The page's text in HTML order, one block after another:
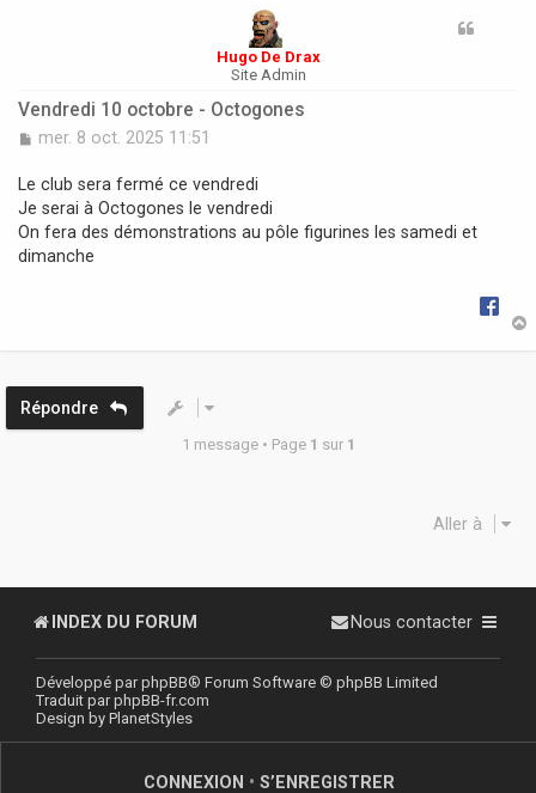
Hugo De Drax
Site Admin
Vendredi 10 octobre - Octogones
M
s
a
g
e
mer. 8 oct. 2025 11:51
Le club sera fermé ce vendredi
Je serai à Octogones le vendredi
On fera des démonstrations au pôle figurines les samedi et
dimanche
Répondre
1 message • Page 1 sur 1
Aller à
INDEX DU FORUM Nous contacter
Développé parphpBB® Forum Software © phpBB Limited
Traduit parphpBB-fr.com
Design by PlanetStyles
CONNEXION • S’ENREGISTRER